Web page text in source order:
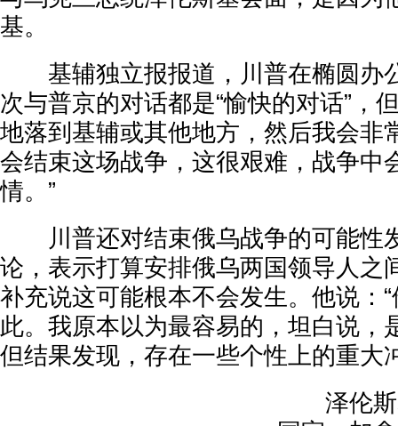
基。
基辅独立报报道，川普在椭圆办
次与普京的对话都是“愉快的对话”，
地落到基辅或其他地方，然后我会非
会结束这场战争，这很艰难，战争中
情。”
川普还对结束俄乌战争的可能性
论，表示打算安排俄乌两国领导人之
补充说这可能根本不会发生。他说：
此。我原本以为最容易的，坦白说，
但结果发现，存在一些个性上的重大
泽伦斯